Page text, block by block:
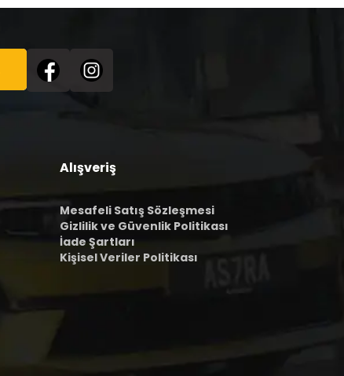
Alışveriş
Mesafeli Satış Sözleşmesi
Gizlilik ve Güvenlik Politikası
İade Şartları
Kişisel Veriler Politikası